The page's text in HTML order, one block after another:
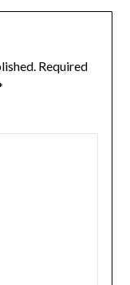
Required